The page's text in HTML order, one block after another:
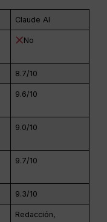
Claude AI
No
8.7/10
9.6/10
9.0/10
9.7/10
9.3/10
Redacción,